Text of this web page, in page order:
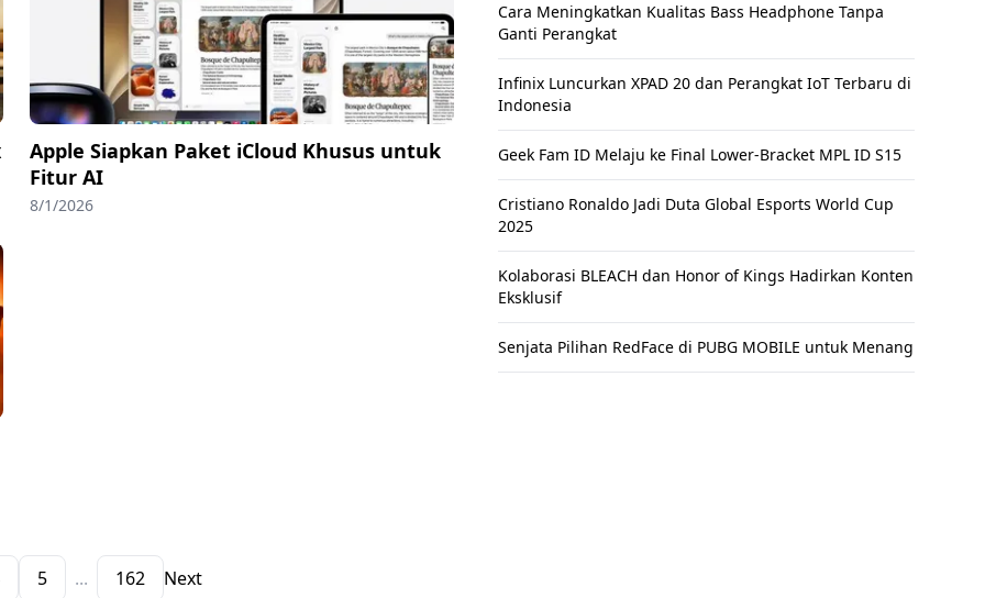
Apple Siapkan Paket iCloud Khusus untuk
Fitur AI
8/1/2026
5 ... 162 Next
Cara Meningkatkan Kualitas Bass Headphone Tanpa
Ganti Perangkat
Infinix Luncurkan XPAD 20 dan Perangkat IoT Terbaru di
Indonesia
Geek Fam ID Melaju ke Final Lower-Bracket MPL ID S15
Cristiano Ronaldo Jadi Duta Global Esports World Cup
2025
Kolaborasi BLEACH dan Honor of Kings Hadirkan Konten
Eksklusif
Senjata Pilihan RedFace di PUBG MOBILE untuk Menang